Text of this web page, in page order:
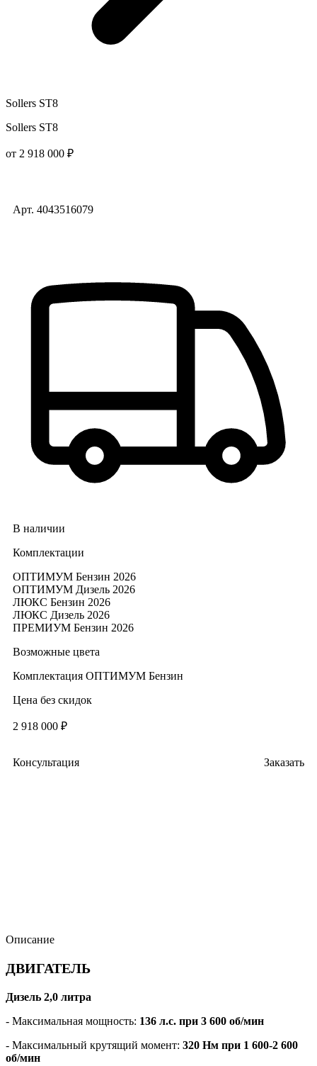
Sollers ST8
Sollers ST8
от 2 918 000 ₽
Арт. 4043516079
В наличии
Комплектации
ОПТИМУМ Бензин 2026
ОПТИМУМ Дизель 2026
ЛЮКС Бензин 2026
ЛЮКС Дизель 2026
ПРЕМИУМ Бензин 2026
Возможные цвета
Комплектация ОПТИМУМ Бензин
Цена без скидок
2 918 000 ₽
Консультация Заказать
Описание
ДВИГАТЕЛЬ
Дизель 2,0 литра
- Максимальная мощность: 136 л.с. при 3 600 об/мин
- Максимальный крутящий момент: 320 Нм при 1 600-2 600
об/мин